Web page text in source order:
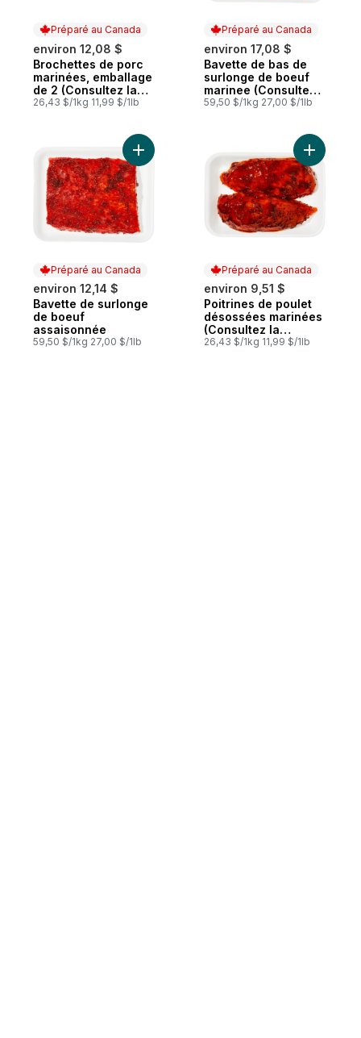
Préparé au Canada
environ 12,08 $
Préparé au Canada
Brochettes de porc
marinées, emballage
de 2 (Consultez la
description du
26,43 $/1kg 11,99 $/1lb
Préparé au Canada
environ 17,08 $
Préparé au Canada
Bavette de bas de
surlonge de boeuf
marinee (Consultez
la description du
59,50 $/1kg 27,00 $/1lb
Préparé au Canada
environ 12,14 $
Préparé au Canada
Bavette de surlonge
de boeuf
assaisonnée
59,50 $/1kg 27,00 $/1lb
Ajouter Bavette de surlonge de boeuf
Préparé au Canada
environ 9,51 $
Préparé au Canada
Poitrines de poulet
désossées marinées
(Consultez la
description du
26,43 $/1kg 11,99 $/1lb
Ajouter